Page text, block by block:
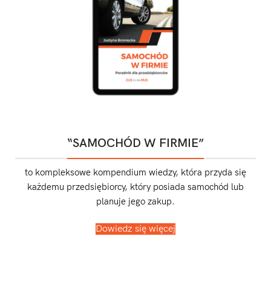
“SAMOCHÓD W FIRMIE”
to kompleksowe kompendium wiedzy, która przyda się
każdemu przedsiębiorcy, który posiada samochód lub
planuje jego zakup.
Dowiedz się więcej